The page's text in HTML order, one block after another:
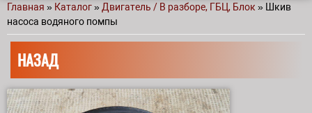
Вы здесь
Главная » Каталог» Двигатель / В разборе, ГБЦ, Блок » Шкив
насоса водяного помпы
НАЗАД